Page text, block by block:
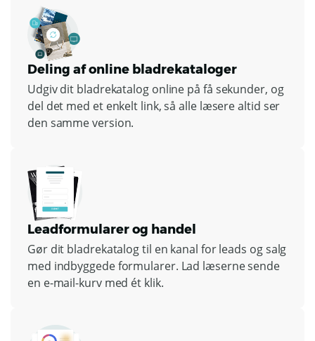
Deling af online bladrekataloger
Udgiv dit bladrekatalog online på få sekunder, og
del det med et enkelt link, så alle læsere altid ser
den samme version.
Leadformularer og handel
Gør dit bladrekatalog til en kanal for leads og salg
med indbyggede formularer. Lad læserne sende
en e-mail-kurv med ét klik.